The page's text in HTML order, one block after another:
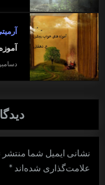
دسامبر 22, 2017
نشانی ایمیل شما منتشر
علامت‌گذاری شده‌اند *